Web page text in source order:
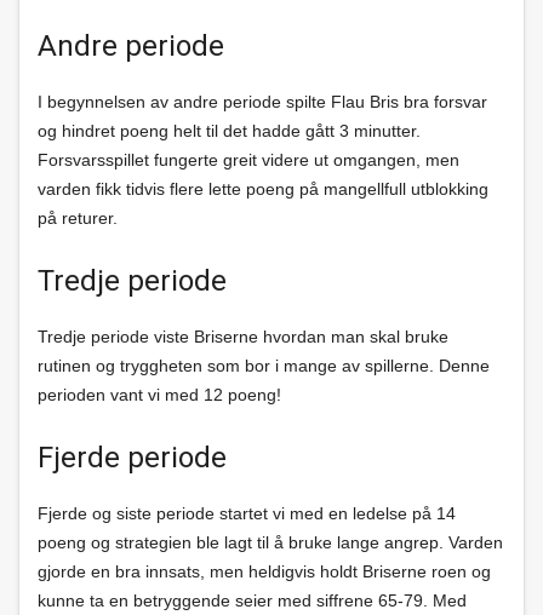
Andre periode
I begynnelsen av andre periode spilte Flau Bris bra forsvar
og hindret poeng helt til det hadde gått 3 minutter.
Forsvarsspillet fungerte greit videre ut omgangen, men
varden fikk tidvis flere lette poeng på mangellfull utblokking
på returer.
Tredje periode
Tredje periode viste Briserne hvordan man skal bruke
rutinen og tryggheten som bor i mange av spillerne. Denne
perioden vant vi med 12 poeng!
Fjerde periode
Fjerde og siste periode startet vi med en ledelse på 14
poeng og strategien ble lagt til å bruke lange angrep. Varden
gjorde en bra innsats, men heldigvis holdt Briserne roen og
kunne ta en betryggende seier med siffrene 65-79. Med